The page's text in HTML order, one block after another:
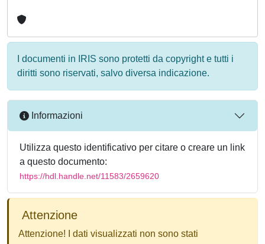
I documenti in IRIS sono protetti da copyright e tutti i
diritti sono riservati, salvo diversa indicazione.
Informazioni
Utilizza questo identificativo per citare o creare un link
a questo documento:
https://hdl.handle.net/11583/2659620
Attenzione
Attenzione! I dati visualizzati non sono stati